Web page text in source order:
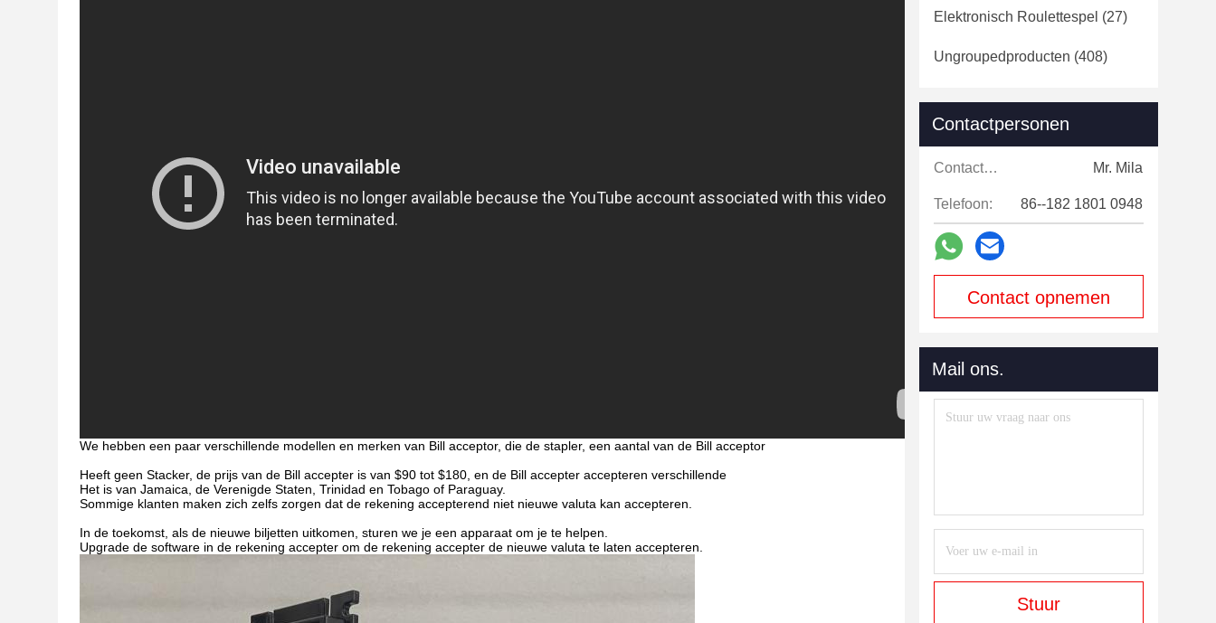
We hebben een paar verschillende modellen en merken van Bill acceptor, die de stapler, een aantal van de Bill acceptor
Heeft geen Stacker, de prijs van de Bill accepter is van $90 tot $180, en de Bill accepter accepteren verschillende
Het is van Jamaica, de Verenigde Staten, Trinidad en Tobago of Paraguay.
Sommige klanten maken zich zelfs zorgen dat de rekening accepterend niet nieuwe valuta kan accepteren.
In de toekomst, als de nieuwe biljetten uitkomen, sturen we je een apparaat om je te helpen.
Upgrade de software in de rekening accepter om de rekening accepter de nieuwe valuta te laten accepteren.
Elektronisch Roulettespel (27)
Ungroupedproducten (408)
Contactpersonen
Contactpersonen: Mr. Mila
Telefoon: 86--182 1801 0948
Contact opnemen
Mail ons.
Stuur